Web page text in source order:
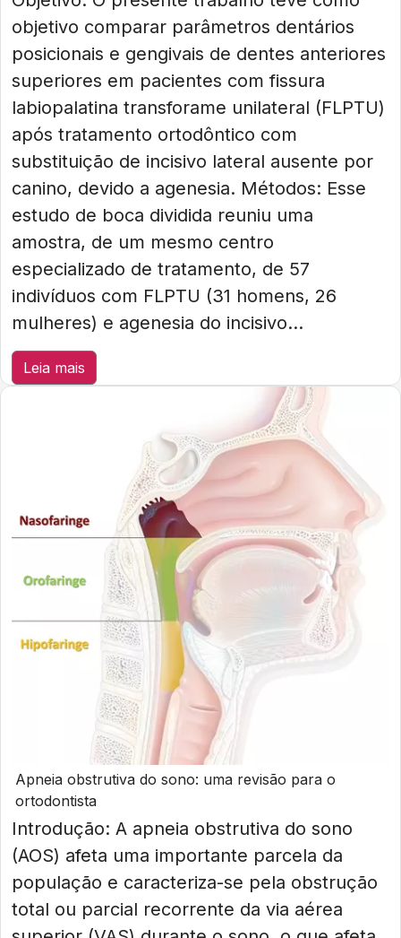
objetivo comparar parâmetros dentários
posicionais e gengivais de dentes anteriores
superiores em pacientes com fissura
labiopalatina transforame unilateral (FLPTU)
após tratamento ortodôntico com
substituição de incisivo lateral ausente por
canino, devido a agenesia. Métodos: Esse
estudo de boca dividida reuniu uma
amostra, de um mesmo centro
especializado de tratamento, de 57
indivíduos com FLPTU (31 homens, 26
mulheres) e agenesia do incisivo...
Leia mais
Apneia obstrutiva do sono: uma revisão para o
ortodontista
Introdução: A apneia obstrutiva do sono
(AOS) afeta uma importante parcela da
população e caracteriza-se pela obstrução
total ou parcial recorrente da via aérea